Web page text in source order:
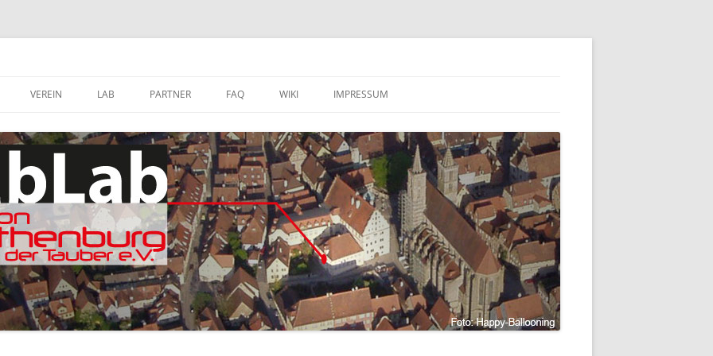
VEREIN LAB PARTNER FAQ WIKI IMPRESSUM